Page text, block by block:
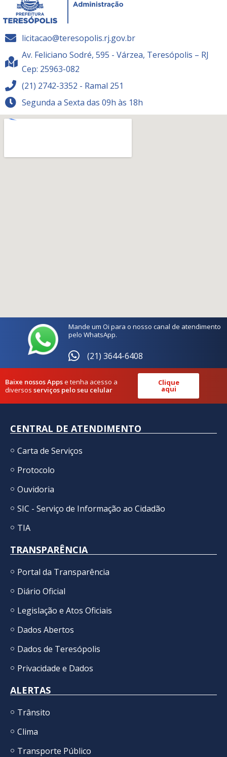
licitacao@teresopolis.rj.gov.br
Av. Feliciano Sodré, 595 - Várzea, Teresópolis – RJ
Cep: 25963-082
(21) 2742-3352 - Ramal 251
Segunda a Sexta das 09h às 18h
Mande um Oi para o nosso canal de atendimento
pelo WhatsApp.
(21) 3644-6408
Baixe nossos Appse tenha acesso a
diversos serviços pelo seu celular
Clique
aqui
CENTRAL DE ATENDIMENTO
Carta de Serviços
Protocolo
Ouvidoria
SIC - Serviço de Informação ao Cidadão
TIA
TRANSPARÊNCIA
Portal da Transparência
Diário Oficial
Legislação e Atos Oficiais
Dados Abertos
Dados de Teresópolis
Privacidade e Dados
ALERTAS
Trânsito
Clima
Transporte Público